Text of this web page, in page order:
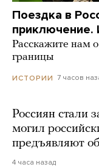
Поездка в
приключение.
Расскажите нам
границы
ИСТОРИИ 7 часов
Россиян стали
могил
предъявляют
4 часа назад